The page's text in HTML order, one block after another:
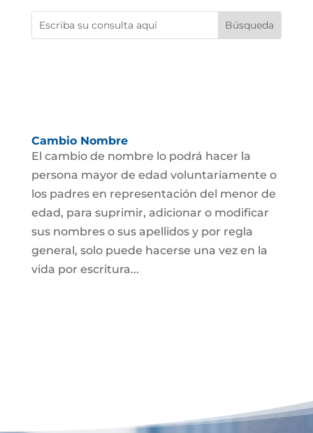
Cambio Nombre
El cambio de nombre lo podrá hacer la
persona mayor de edad voluntariamente o
los padres en representación del menor de
edad, para suprimir, adicionar o modificar
sus nombres o sus apellidos y por regla
general, solo puede hacerse una vez en la
vida por escritura...